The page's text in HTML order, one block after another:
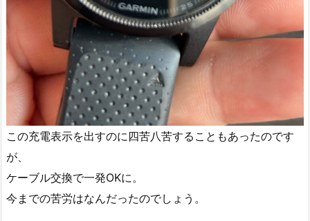
この充電表示を出すのに四苦八苦することもあったのです
が、
ケーブル交換で一発OKに。
今までの苦労はなんだったのでしょう。